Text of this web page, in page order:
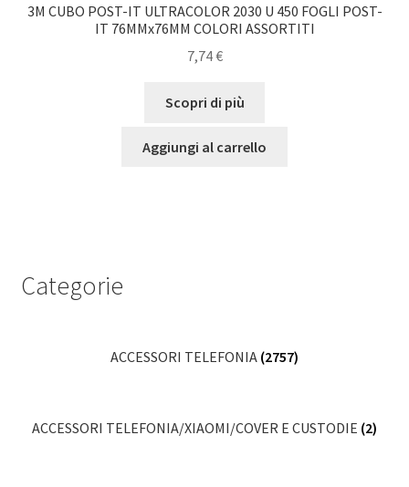
3M CUBO POST-IT ULTRACOLOR 2030 U 450 FOGLI POST-
IT 76MMx76MM COLORI ASSORTITI
7,74€
Scopri di più
Aggiungi al carrello
Categorie
ACCESSORI TELEFONIA (2757)
ACCESSORI TELEFONIA/XIAOMI/COVER E CUSTODIE (2)